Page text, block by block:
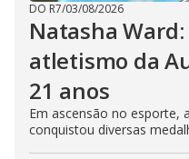
DO R7/03/08/2026
Natasha
atletismo da
21 anos
Em ascensão no esporte,
conquistou diversas